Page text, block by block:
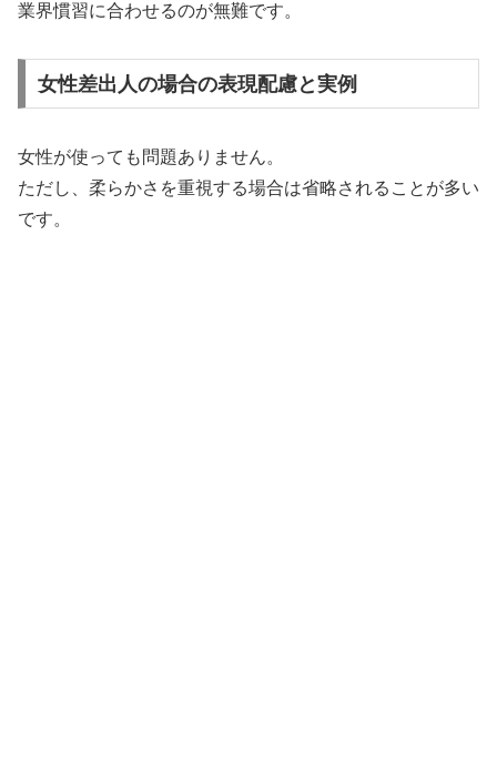
業界慣習に合わせるのが無難です。
女性差出人の場合の表現配慮と実例
女性が使っても問題ありません。
ただし、柔らかさを重視する場合は省略されることが多い
です。